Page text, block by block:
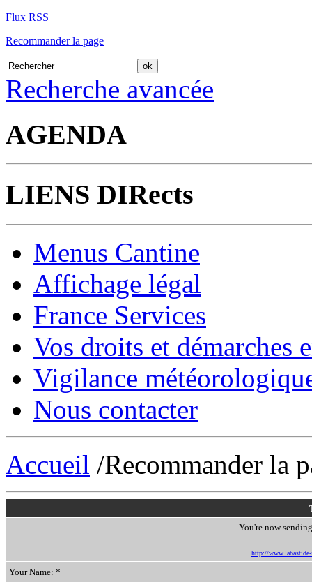
Flux RSS
Recommander la page
Recherche avancée
AGENDA
LIENS DIRects
Menus Cantine
Affichage légal
France Services
Vos droits et démarches
Vigilance
Nous contacter
Accueil /Recommander la
You're now
http://
Your Name: *